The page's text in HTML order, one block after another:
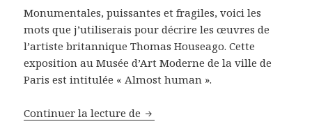
Monumentales, puissantes et fragiles, voici les
mots que j’utiliserais pour décrire les œuvres de
l’artiste britannique Thomas Houseago. Cette
exposition au Musée d’Art Moderne de la ville de
Paris est intitulée « Almost human ».
Continuer la lecture de Thomas Houseago au Musée